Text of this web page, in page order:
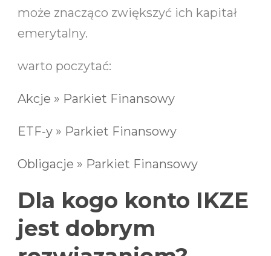
może znacząco zwiększyć ich kapitał
emerytalny.
warto poczytać:
Akcje » Parkiet Finansowy
ETF-y » Parkiet Finansowy
Obligacje » Parkiet Finansowy
Dla kogo konto IKZE
jest dobrym